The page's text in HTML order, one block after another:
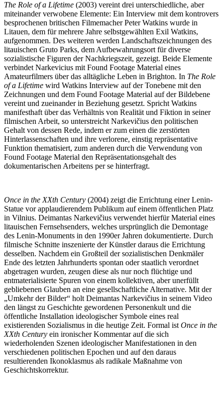
The Role of a Lifetime (2003) vereint drei unterschiedliche, aber
miteinander verwobene Elemente: Ein Interview mit dem kontrovers
besprochenen britischen Filmemacher Peter Watkins wurde in
Litauen, dem für mehrere Jahre selbstgewählten Exil Watkins,
aufgenommen. Des weiteren werden Landschaftszeichnungen des
litauischen Gruto Parks, dem Aufbewahrungsort für diverse
sozialistische Figuren der Nachkriegszeit, gezeigt. Beide Elemente
verbindet Narkevicius mit Found Footage Material eines
Amateurfilmers über das alltägliche Leben in Brighton. In The Role
of a Lifetime wird Watkins Interview auf der Tonebene mit den
Zeichnungen und dem Found Footage Material auf der Bildebene
vereint und zueinander in Beziehung gesetzt. Spricht Watkins
manifesthaft über das Verhältnis von Realität und Fiktion in seiner
filmischen Arbeit, so unterstreicht Narkevičius den politischen
Gehalt von dessen Rede, indem er zum einen die zerstörten
Hinterlassenschaften und ihre verlorene, einstig repräsentative
Funktion thematisiert, zum anderen durch die Verwendung von
Found Footage Material den Repräsentationsgehalt des
dokumentarischen Arbeitens per se hinterfragt.
Once in the XXth Century (2004) zeigt die Errichtung einer Lenin-
Statue vor applaudierendem Publikum auf einem öffentlichen Platz
in Vilnius. Deimantas Narkevičius verwendet hierfür Material eines
litauischen Fernsehsenders, welches ursprünglich die Demontage
des Lenin-Monuments in den 1990er Jahren dokumentierte. Durch
filmische Schnitte inszenierte der Künstler daraus die Errichtung
desselben. Nachdem ein Großteil der sozialistischen Denkmäler
Ende des letzten Jahrhunderts spontan oder staatlich verordnet
abgetragen wurden, zeugen diese als nur noch flüchtige und
entmaterialisierte Spuren von einem kollektiven, aber unerfüllt
gebliebenen Glauben an eine gesellschaftliche Alternative. Mit der
„Umkehr der Bilder“ holt Deimantas Narkevičius in seinem Video
den längst zu Geschichte gewordenen Personenkult und die
öffentliche Installation ideologischer Symbole eines real
existierenden Sozialismus in die heutige Zeit. Formal ist Once in the
XXth Century ein ironischer Kommentar auf die sich
wiederholenden Szenen ideologischer Manifestationen in den
verschiedenen politischen Epochen und auf den daraus
resultierenden Ikonoklasmus als radikale Maßnahme von
Geschichtskorrektur.